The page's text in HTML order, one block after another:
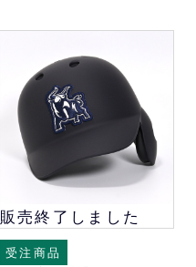
販売終了しました
受注商品